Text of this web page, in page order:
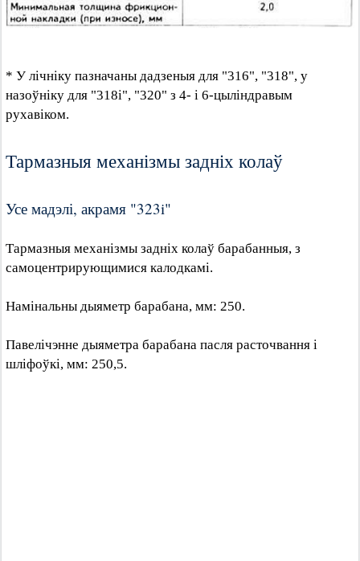
* У лічніку пазначаны дадзеныя для "316", "318", у
назоўніку для "318i", "320" з 4- і 6-цыліндравым
рухавіком.
Тармазныя механізмы задніх колаў
Усе мадэлі, акрамя "323i"
Тармазныя механізмы задніх колаў барабанныя, з
самоцентрирующимися калодкамі.
Намінальны дыяметр барабана, мм: 250.
Павелічэнне дыяметра барабана пасля расточвання і
шліфоўкі, мм: 250,5.